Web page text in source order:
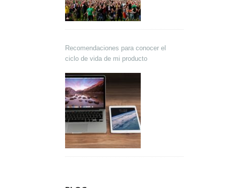
Recomendaciones para conocer el
ciclo de vida de mi producto